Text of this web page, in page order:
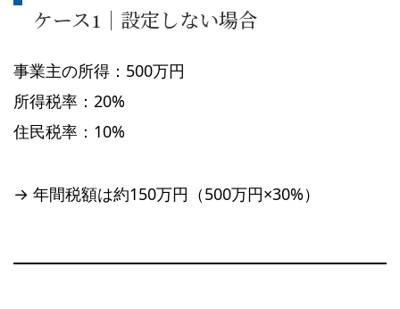
ケース1｜設定しない場合
事業主の所得：500万円
所得税率：20%
住民税率：10%
→ 年間税額は約150万円（500万円×30%）